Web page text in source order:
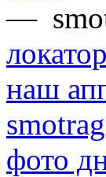
—
локатор
наш
фото